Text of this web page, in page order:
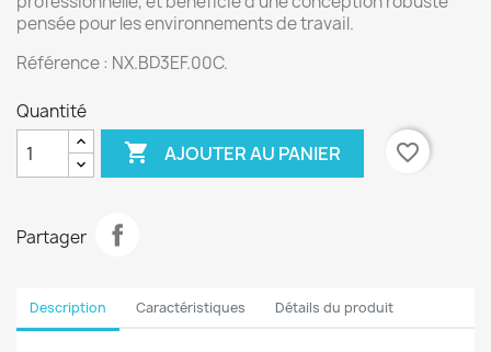
pensée pour les environnements de travail.
Référence : NX.BD3EF.00C.
Quantité
 AJOUTER AU PANIER favorite_border
Partager
Description Caractéristiques Détails du produit